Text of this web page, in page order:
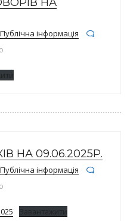
Публічна інформація
НА 09.06.2025Р.
Публічна інформація
Завантажити